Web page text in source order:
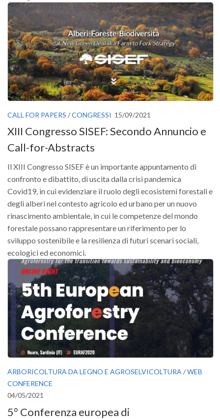
GdL Verde Urbano
GdL Comunicazione Forestale
GdL Foreste, Mitigazione, Adattamento
GdL Infrastrutture, Risorse, Innovazione
GdL Boschi Vetusti
GdL “TreeTalkers”
GdL Boschi Cedui
News
Post Recenti
Ricevi la SISEF Newsletter
Avvisi
Borse di Studio
Call for Papers
Call for Proposals
Comunicati
Congressi
Convegni
Corsi di Aggiornamento
Corsi di Specializzazione
Giornate di Studio
Opportunità di Lavoro
Rassegne
Reports
Simposii
Congressi
CALL FOR PAPERS /CONGRESSI 15/09/2021
XIII Congresso SISEF: Secondo Annuncio e
Call-for-Abstracts
Il XIII Congresso SISEF è un importante appuntamento di
confronto e dibattito, di uscita dalla crisi pandemica
Covid19, in cui evidenziare il ruolo degli ecosistemi forestali e
degli alberi nel contesto agricolo ed urbano per un nuovo
rinascimento ambientale, in cui le competenze del mondo
forestale possano rappresentare un riferimento per lo
sviluppo sostenibile e la resilienza di futuri scenari sociali,
ecologici ed economici.
ARBORICOLTURA DA LEGNO E AGROSELVICOLTURA /WEB
CONFERENCE
04/05/2021
5° Conferenza europea di